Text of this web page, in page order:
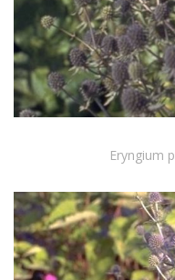
Eryngium